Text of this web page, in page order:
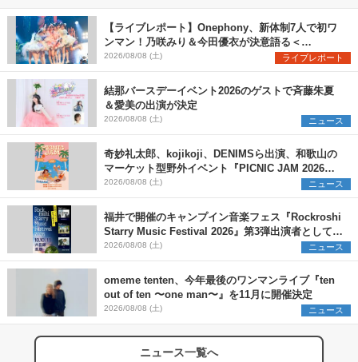
【ライブレポート】Onephony、新体制7人で初ワ
ンマン！乃咲みり＆今田優衣が決意語る＜
Onephony新体制1st Oneman Live はじまりの夏
＞
2026/08/08 (土) ライブレポート
結那バースデーイベント2026のゲストで斉藤朱夏
＆愛美の出演が決定
2026/08/08 (土) ニュース
奇妙礼太郎、kojikoji、DENIMSら出演、和歌山の
マーケット型野外イベント『PICNIC JAM 2026』
早割チケット発売開始
2026/08/08 (土) ニュース
福井で開催のキャンプイン音楽フェス『Rockroshi
Starry Music Festival 2026』第3弾出演者として
SCOOBIE DO、かりゆし58、Reiを発表
2026/08/08 (土) ニュース
omeme tenten、今年最後のワンマンライブ『ten
out of ten 〜one man〜』を11月に開催決定
2026/08/08 (土) ニュース
ニュース一覧へ